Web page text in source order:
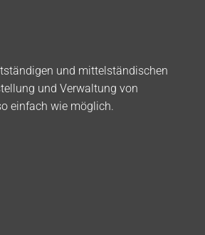
und mittelständischen
und Verwaltung von
einfach wie möglich.